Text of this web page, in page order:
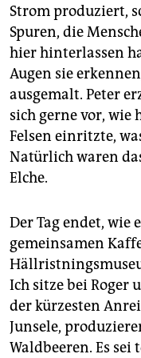
Strom produziert,
Spuren, die
hier hinterlassen
Augen sie
ausgemalt. Peter
sich gerne vor, wie
Felsen einritzte,
Natürlich waren
Elche.
Der Tag endet, wie
gemeinsamen
Ich sitze bei Roger
der kürzesten
Junsele,
Waldbeeren. Es